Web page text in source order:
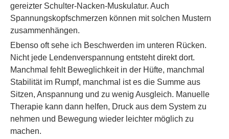
gereizter Schulter-Nacken-Muskulatur. Auch
Spannungskopfschmerzen können mit solchen Mustern
zusammenhängen.
Ebenso oft sehe ich Beschwerden im unteren Rücken.
Nicht jede Lendenverspannung entsteht direkt dort.
Manchmal fehlt Beweglichkeit in der Hüfte, manchmal
Stabilität im Rumpf, manchmal ist es die Summe aus
Sitzen, Anspannung und zu wenig Ausgleich. Manuelle
Therapie kann dann helfen, Druck aus dem System zu
nehmen und Bewegung wieder leichter möglich zu
machen.